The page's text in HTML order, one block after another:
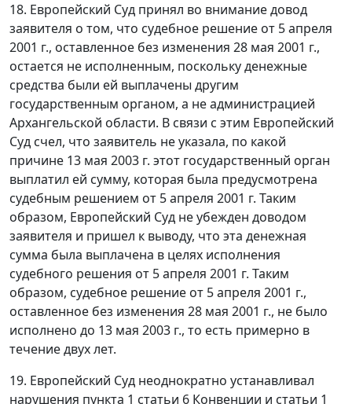
18. Европейский Суд принял во внимание довод
заявителя о том, что судебное решение от 5 апреля
2001 г., оставленное без изменения 28 мая 2001 г.,
остается не исполненным, поскольку денежные
средства были ей выплачены другим
государственным органом, а не администрацией
Архангельской области. В связи с этим Европейский
Суд счел, что заявитель не указала, по какой
причине 13 мая 2003 г. этот государственный орган
выплатил ей сумму, которая была предусмотрена
судебным решением от 5 апреля 2001 г. Таким
образом, Европейский Суд не убежден доводом
заявителя и пришел к выводу, что эта денежная
сумма была выплачена в целях исполнения
судебного решения от 5 апреля 2001 г. Таким
образом, судебное решение от 5 апреля 2001 г.,
оставленное без изменения 28 мая 2001 г., не было
исполнено до 13 мая 2003 г., то есть примерно в
течение двух лет.
19. Европейский Суд неоднократно устанавливал
нарушения пункта 1 статьи 6 Конвенции и статьи 1